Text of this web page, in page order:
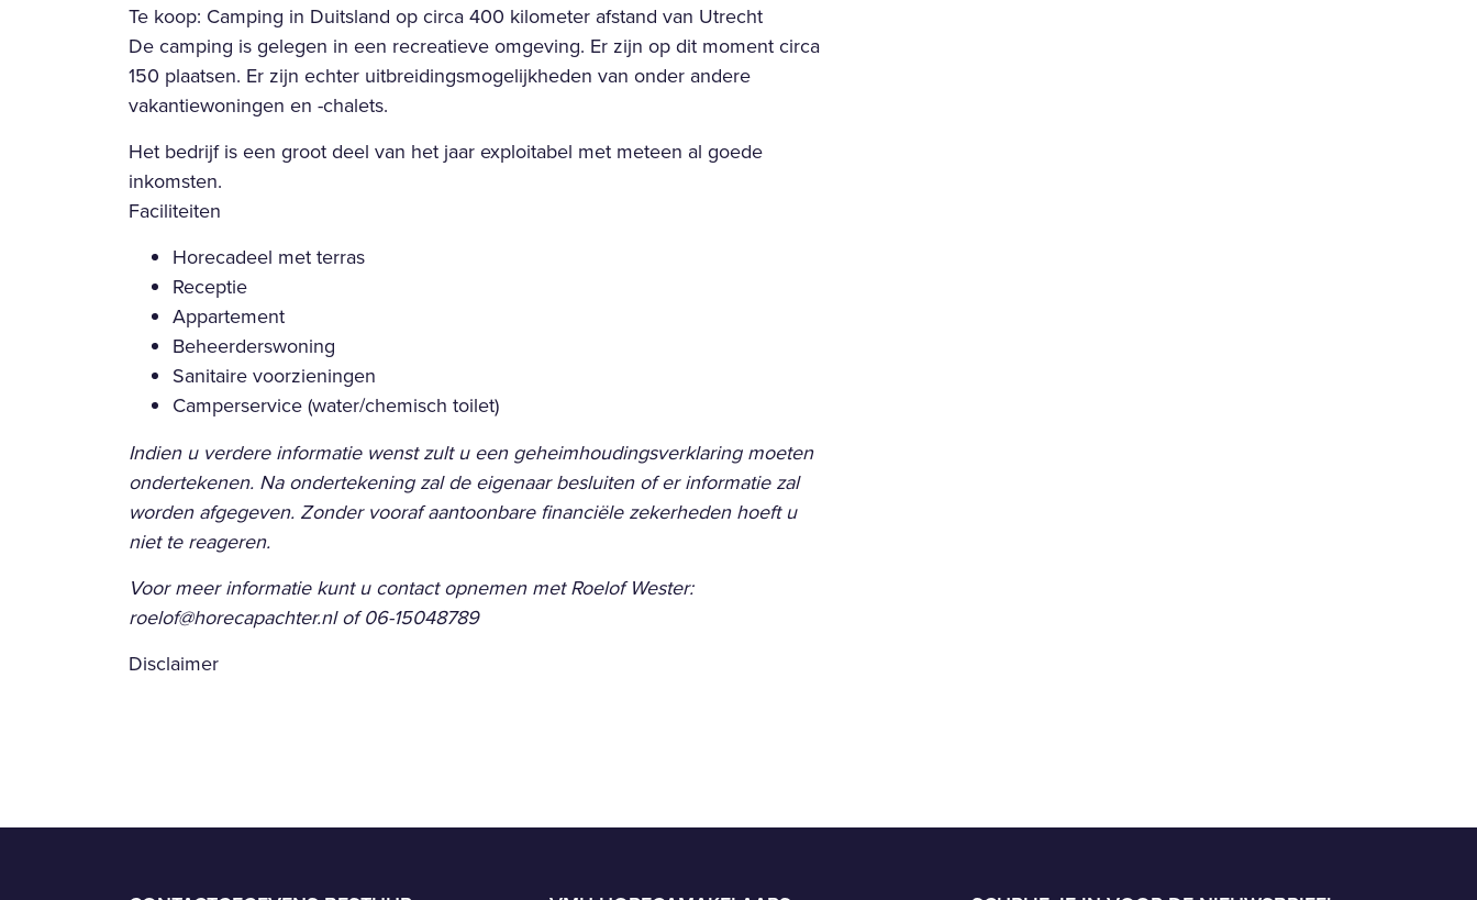
Te koop: Camping in Duitsland op circa 400 kilometer afstand van Utrecht
De camping is gelegen in een recreatieve omgeving. Er zijn op dit moment circa
150 plaatsen. Er zijn echter uitbreidingsmogelijkheden van onder andere
vakantiewoningen en -chalets.
Het bedrijf is een groot deel van het jaar exploitabel met meteen al goede
inkomsten.
Faciliteiten
Horecadeel met terras
Receptie
Appartement
Beheerderswoning
Sanitaire voorzieningen
Camperservice (water/chemisch toilet)
Indien u verdere informatie wenst zult u een geheimhoudingsverklaring moeten
ondertekenen. Na ondertekening zal de eigenaar besluiten of er informatie zal
worden afgegeven. Zonder vooraf aantoonbare financiële zekerheden hoeft u
niet te reageren.
Voor meer informatie kunt u contact opnemen met Roelof Wester:
roelof@horecapachter.nl of 06-15048789
Disclaimer